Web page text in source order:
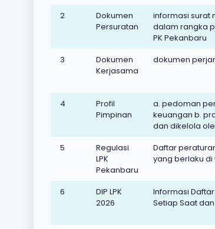
2
Dokumen
Persuratan
informasi surat
dalam rangka
PK Pekanbaru
3
Dokumen
Kerjasama
dokumen
4
Profil
Pimpinan
a. pedoman
keuangan b.
dan dikelola
5
Regulasi
LPK
Pekanbaru
Daftar
yang berlaku di
6
DIP LPK
2026
Informasi
Setiap Saat